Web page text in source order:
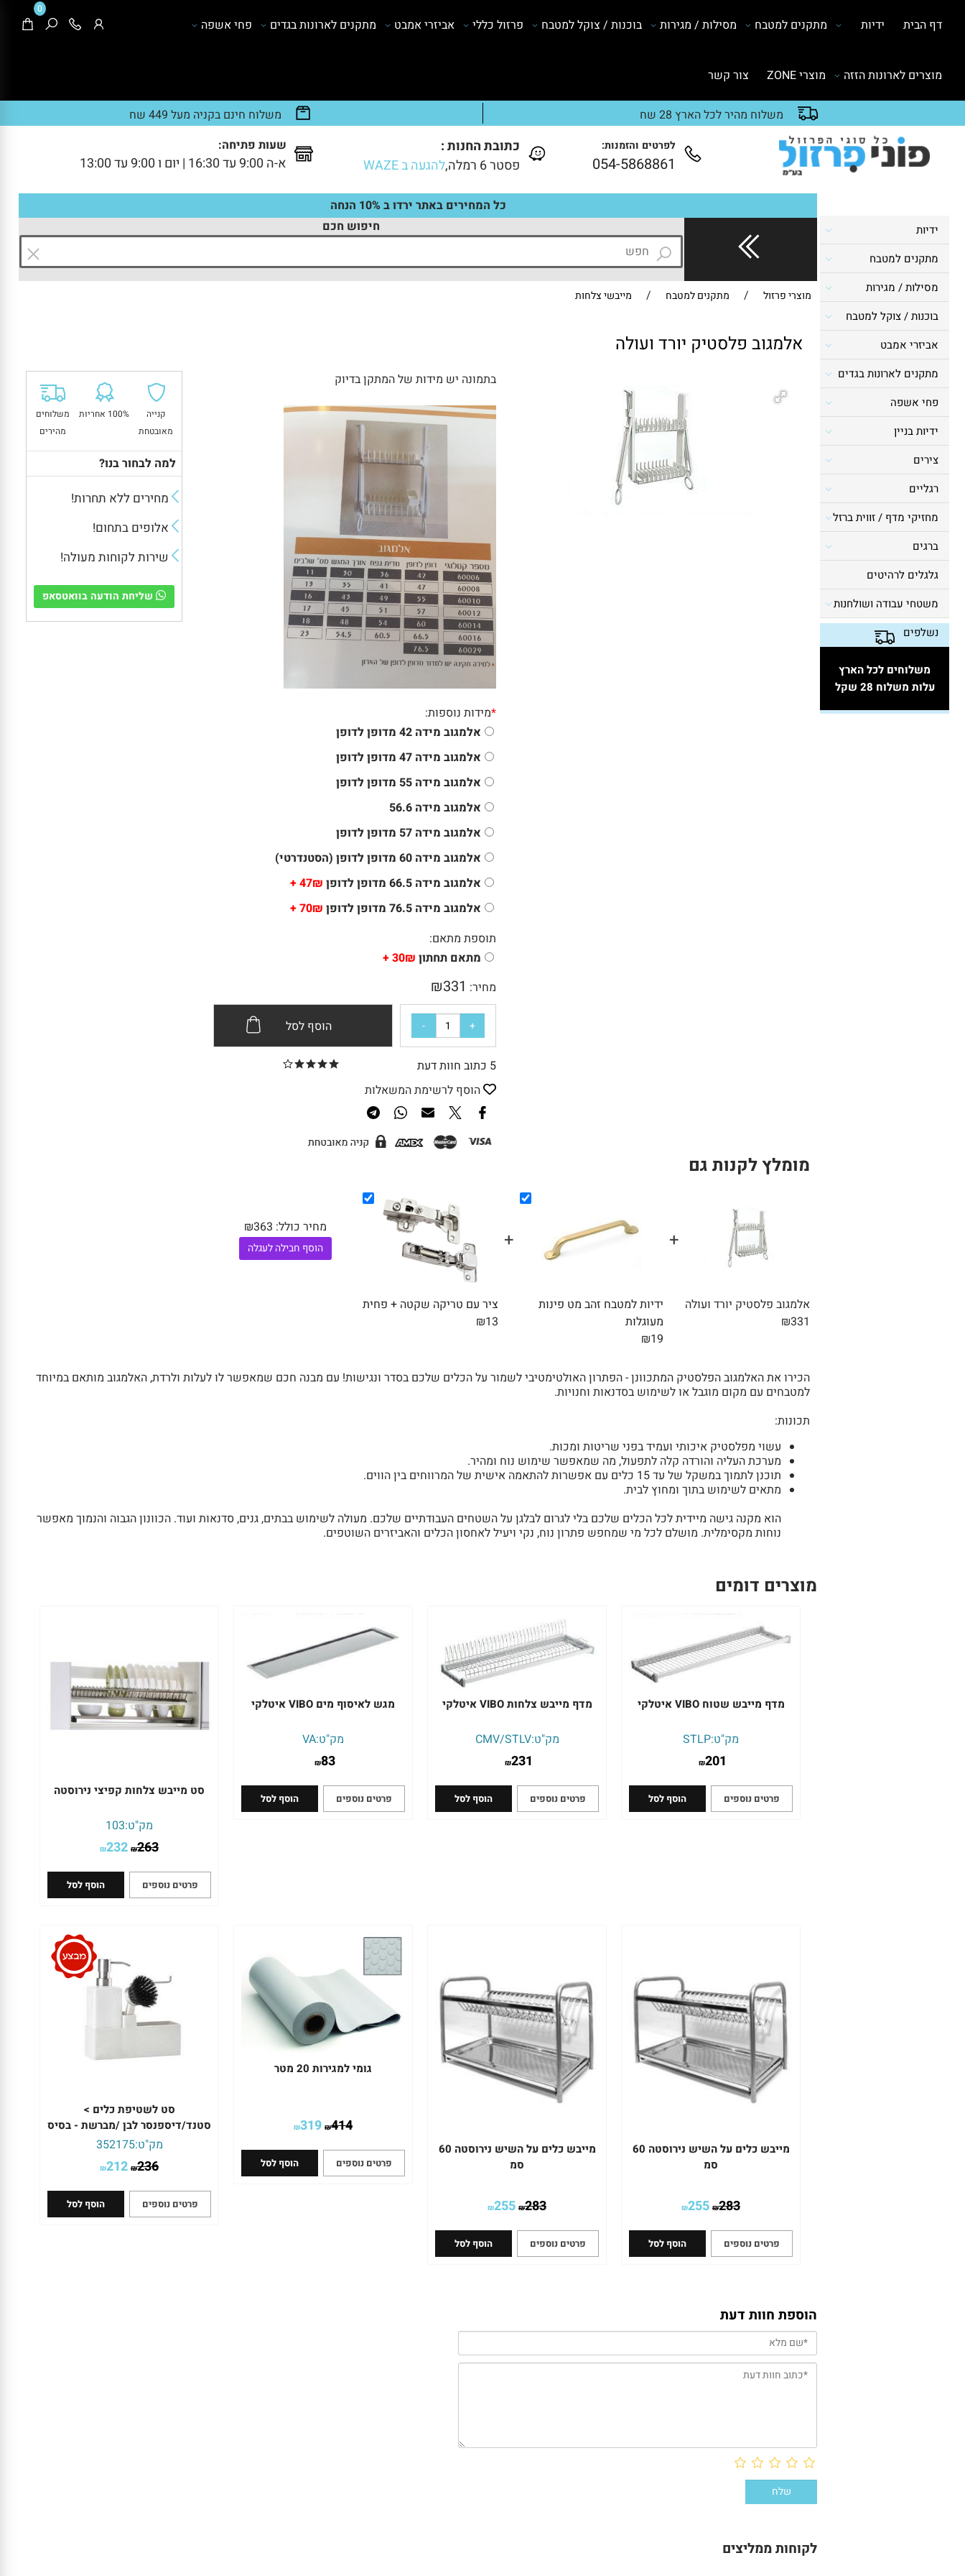
משלוח מהיר לכל הארץ 28 שח משלוח חינם בקניה מעל 449 שח
לפרטים והזמנות:
054-5868861
כתובת החנות :
פסטר 6 רמלה,
להגעה ב WAZE
שעות פתיחה:
א-ה 9:00 עד 16:30 | יום ו 9:00 עד 13:00
0
דף הבית ידיות מתקנים למטבח מסילות / מגירות בוכנות / צוקל למטבח פרזול כללי אביזרי אמבט מתקנים לארונות בגדים פחי אשפה
מוצרים לארונות הזזה מוצרי ZONE צור קשר
ידיות
מתקנים למטבח
מסילות / מגירות
בוכנות / צוקל למטבח
אביזרי אמבט
מתקנים לארונות בגדים
פחי אשפה
ידיות בניין
צירים
רגליים
מחזיקי מדף / זווית ברזל
ברגים
גלגלים לרהיטים
משטחי עבודה ושולחנות
נשלפים
משלוחים לכל הארץ
עלות משלוח 28 שקל
כל המחירים באתר ירדו ב 10% הנחה
חיפוש חכם
מוצרי פרזול / מתקנים למטבח / מייבשי צלחות
אלמגוב פלסטיק יורד ועולה
בתמונה יש מידות של המתקן בדיוק
*מידות נוספות:
אלמגוב מידה 42 מדופן לדופן
אלמגוב מידה 47 מדופן לדופן
אלמגוב מידה 55 מדופן לדופן
אלמגוב מידה 56.6
אלמגוב מידה 57 מדופן לדופן
אלמגוב מידה 60 מדופן לדופן (הסטנדרטי)
אלמגוב מידה 66.5 מדופן לדופן
47₪ +
אלמגוב מידה 76.5 מדופן לדופן
70₪ +
תוספת מתאם:
מתאם תחתון 30₪ +
מחיר:
₪331
הוסף לסל
5 כתוב חוות דעת
הוסף לרשימת המשאלות
קנייה
מאובטחת
100% אחריות
משלוחים
מהירים
למה לבחור בנו?
מחירים ללא תחרות!
אלופים בתחום!
שירות לקוחות מעולה!
שליחת הודעה בוואטסאפ
מומלץ לקנות גם
אלמגוב פלסטיק יורד ועולה
₪331
+
ידיות למטבח זהב מט פינות
מעוגלות
₪19
+
ציר עם טריקה שקטה + פחית
₪13
מחיר כולל: ₪363
הוסף חבילה לעגלה
הכירו את האלמגוב הפלסטיק המתכוונן - הפתרון האולטימטיבי לשמור על הכלים שלכם בסדר ונגישות! עם מבנה חכם שמאפשר לו לעלות ולרדת, האלמגוב מותאם במיוחד
למטבחים עם מקום מוגבל או לשימוש בסדנאות וחנויות.
תכונות:
עשוי מפלסטיק איכותי ועמיד בפני שריטות ומכות.
מערכת העליה והורדה קלה לתפעול, מה שמאפשר שימוש נוח ומהיר.
תוכנן לתמוך במשקל של עד 15 כלים עם אפשרות להתאמה אישית של המרווחים בין הווים.
מתאים לשימוש בתוך ומחוץ לבית.
הוא מקנה גישה מיידית לכל הכלים שלכם בלי לגרום לבלגן על השטחים העבודתיים שלכם. מעולה לשימוש בבתים, גנים, סדנאות ועוד. הכוונון הגבוה והנמוך מאפשר
נוחות מקסימלית. מושלם לכל מי שמחפש פתרון נוח, נקי ויעיל לאחסון הכלים והאביזרים השוטפים.
מוצרים דומים
מדף מייבש שטוח VIBO איטלקי
מק"ט:STLP
₪201
פרטים נוספים הוסף לסל
מדף מייבש צלחות VIBO איטלקי
מק"ט:CMV/STLV
₪231
פרטים נוספים הוסף לסל
מגש לאיסוף מים VIBO איטלקי
מק"ט:VA
₪83
פרטים נוספים הוסף לסל
סט מייבש צלחות קפיצי נירוסטה
מק"ט:103
₪263
₪232
פרטים נוספים הוסף לסל
מייבש כלים על השיש נירוסטה 60
סמ
₪283
₪255
פרטים נוספים הוסף לסל
מייבש כלים על השיש נירוסטה 60
סמ
₪283
₪255
פרטים נוספים הוסף לסל
גומי למגירות 20 מטר
₪414
₪319
פרטים נוספים הוסף לסל
סט לשטיפת כלים >
סטנד/דיספנסר לבן /מברשת - בסיס
אפור בהיר Zone Denmark
מק"ט:352175
₪236
₪212
פרטים נוספים הוסף לסל
הוספת חוות דעת
לקוחות ממליצים